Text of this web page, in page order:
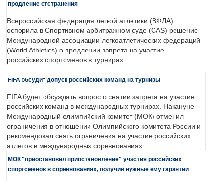
продление отстранения
Всероссийская федерация легкой атлетики (ВФЛА)
оспорила в Спортивном арбитражном суде (CAS) решение
Международной ассоциации легкоатлетических федераций
(World Athletics) о продлении запрета на участие
российских спортсменов в турнирах.
FIFA обсудит допуск российских команд на турниры
FIFA будет обсуждать вопрос о снятии запрета на участие
российских команд в международных турнирах. Накануне
Международный олимпийский комитет (МОК) отменил
ограничения в отношении Олимпийского комитета России и
рекомендовал снять ограничения на участие российских
атлетов в международных соревнованиях.
МОК "приостановил приостановление" участия российских
спортсменов в соревнованиях, получив нужные ему гарантии